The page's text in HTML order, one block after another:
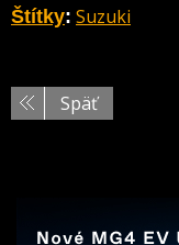
Štítky: Suzuki
Späť